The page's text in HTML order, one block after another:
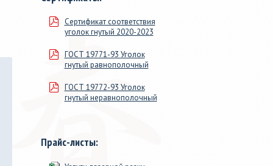
15 до 219х9, от 20х20х1 до
160х160х9.
Сертификат соответствия
уголок гнутый 2020-2023
ГОСТ 19771-93 Уголок
гнутый равнополочный
ГОСТ 19772-93 Уголок
гнутый неравнополочный
Прайс-листы: